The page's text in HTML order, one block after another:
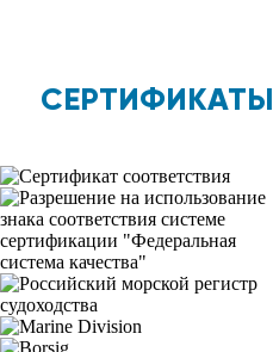
СЕРТИФИКАТЫ